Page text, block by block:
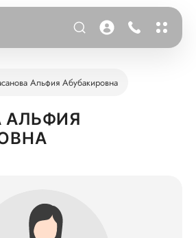
Альфия Абубакировна
АЛЬФИЯ